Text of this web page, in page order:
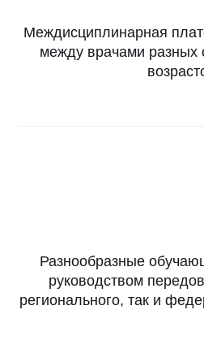
Междисциплинарная
между врачами разных
Разнообразные
руководством
регионального, так и